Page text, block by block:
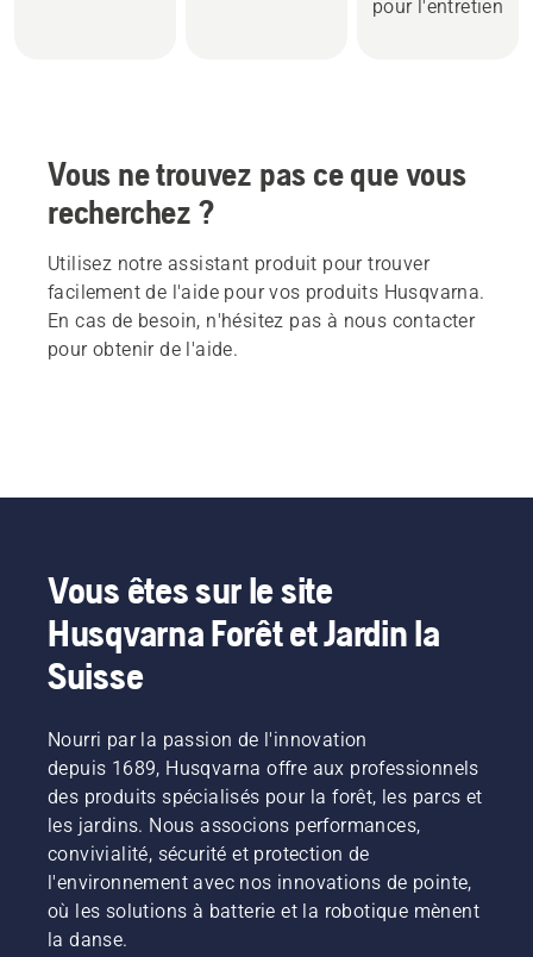
pour l'entretien
Vous ne trouvez pas ce que vous
recherchez ?
Utilisez notre assistant produit pour trouver
facilement de l'aide pour vos produits Husqvarna.
En cas de besoin, n'hésitez pas à nous contacter
pour obtenir de l'aide.
Vous êtes sur le site
Husqvarna Forêt et Jardin la
Suisse
Nourri par la passion de l'innovation
depuis 1689, Husqvarna offre aux professionnels
des produits spécialisés pour la forêt, les parcs et
les jardins. Nous associons performances,
convivialité, sécurité et protection de
l'environnement avec nos innovations de pointe,
où les solutions à batterie et la robotique mènent
la danse.